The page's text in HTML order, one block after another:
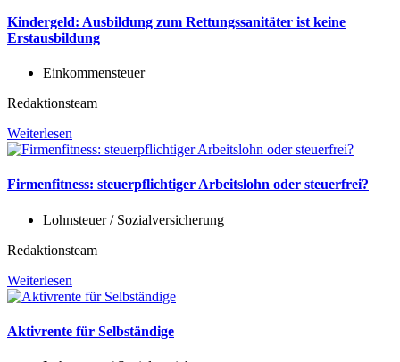
Kindergeld: Ausbildung zum Rettungssanitäter ist keine
Erstausbildung
Einkommensteuer
Redaktionsteam
Weiterlesen
Firmenfitness: steuerpflichtiger Arbeitslohn oder steuerfrei?
Lohnsteuer / Sozialversicherung
Redaktionsteam
Weiterlesen
Aktivrente für Selbständige